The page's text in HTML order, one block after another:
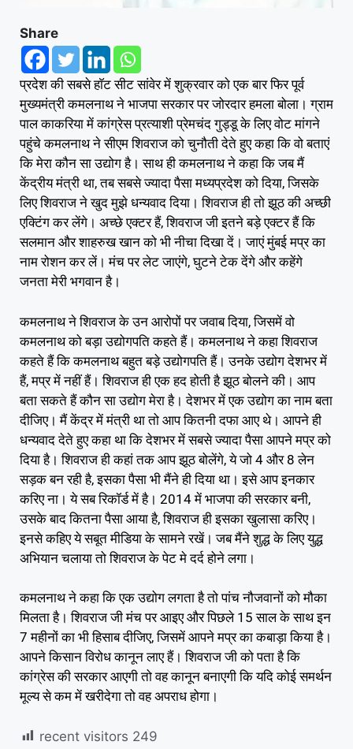
Share
प्रदेश की सबसे हाॅट सीट सांवेर में शुक्रवार काे एक बार फिर पूर्व
मुख्यमंत्री कमलनाथ ने भाजपा सरकार पर जोरदार हमला बोला। ग्राम
पाल काकरिया में कांग्रेस प्रत्याशी प्रेमचंद गुड्डू के लिए वोट मांगने
पहुंचे कमलनाथ ने सीएम शिवराज को चुनौती देते हुए कहा कि वो बताएं
कि मेरा कौन सा उद्योग है। साथ ही कमलनाथ ने कहा कि जब मैं
केंद्रीय मंत्री था, तब सबसे ज्यादा पैसा मध्यप्रदेश को दिया, जिसके
लिए शिवराज ने खुद मुझे धन्यवाद दिया। शिवराज ही तो झूठ की अच्छी
एक्टिंग कर लेंगे। अच्छे एक्टर हैं, शिवराज जी इतने बड़े एक्टर हैं कि
सलमान और शाहरुख खान को भी नीचा दिखा दें। जाएं मुंबई मप्र का
नाम रोशन कर लें। मंच पर लेट जाएंगे, घुटने टेक देंगे और कहेंगे
जनता मेरी भगवान है।
कमलनाथ ने शिवराज के उन आरोपों पर जवाब दिया, जिसमें वो
कमलनाथ को बड़ा उद्योगपति कहते हैं। कमलनाथ ने कहा शिवराज
कहते हैं कि कमलनाथ बहुत बड़े उद्योगपति हैं। उनके उद्योग देशभर में
हैं, मप्र में नहीं हैं। शिवराज ही एक हद होती है झूठ बोलने की। आप
बता सकते हैं कौन सा उद्योग मेरा है। देशभर में एक उद्योग का नाम बता
दीजिए। मैं केंद्र में मंत्री था तो आप कितनी दफा आए थे। आपने ही
धन्यवाद देते हुए कहा था कि देशभर में सबसे ज्यादा पैसा आपने मप्र को
दिया है। शिवराज ही कहां तक आप झूठ बोलेंगे, ये जो 4 और 8 लेन
सड़क बन रही है, इसका पैसा भी मैंने ही दिया था। इसे आप इनकार
करिए ना। ये सब रिकॉर्ड में है। 2014 में भाजपा की सरकार बनी,
उसके बाद कितना पैसा आया है, शिवराज ही इसका खुलासा करिए।
इनसे कहिए ये सबूत मीडिया के सामने रखें। जब मैंने शुद्ध के लिए युद्ध
अभियान चलाया तो शिवराज के पेट मे दर्द होने लगा।
कमलनाथ ने कहा कि एक उद्योग लगता है तो पांच नौजवानों को मौका
मिलता है। शिवराज जी मंच पर आइए और पिछले 15 साल के साथ इन
7 महीनों का भी हिसाब दीजिए, जिसमें आपने मप्र का कबाड़ा किया है।
आपने किसान विरोध कानून लाए हैं। शिवराज जी को पता है कि
कांग्रेस की सरकार आएगी तो वह कानून बनाएगी कि यदि कोई समर्थन
मूल्य से कम में खरीदेगा तो वह अपराध होगा।
recent visitors 249